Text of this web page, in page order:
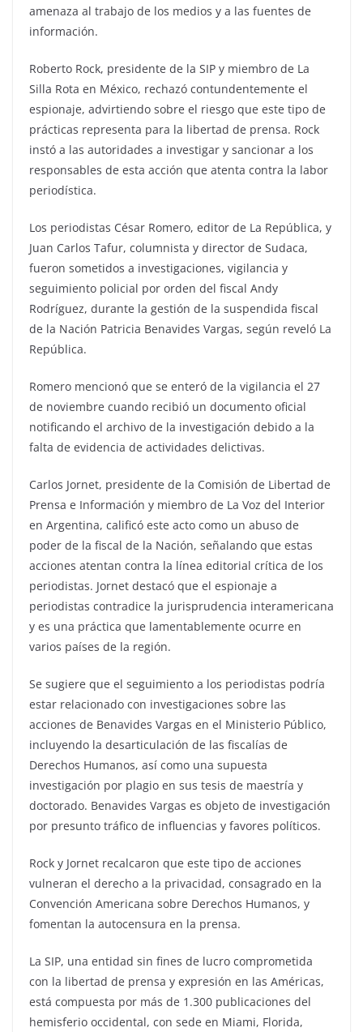
amenaza al trabajo de los medios y a las fuentes de
información.
Roberto Rock, presidente de la SIP y miembro de La
Silla Rota en México, rechazó contundentemente el
espionaje, advirtiendo sobre el riesgo que este tipo de
prácticas representa para la libertad de prensa. Rock
instó a las autoridades a investigar y sancionar a los
responsables de esta acción que atenta contra la labor
periodística.
Los periodistas César Romero, editor de La República, y
Juan Carlos Tafur, columnista y director de Sudaca,
fueron sometidos a investigaciones, vigilancia y
seguimiento policial por orden del fiscal Andy
Rodríguez, durante la gestión de la suspendida fiscal
de la Nación Patricia Benavides Vargas, según reveló La
República.
Romero mencionó que se enteró de la vigilancia el 27
de noviembre cuando recibió un documento oficial
notificando el archivo de la investigación debido a la
falta de evidencia de actividades delictivas.
Carlos Jornet, presidente de la Comisión de Libertad de
Prensa e Información y miembro de La Voz del Interior
en Argentina, calificó este acto como un abuso de
poder de la fiscal de la Nación, señalando que estas
acciones atentan contra la línea editorial crítica de los
periodistas. Jornet destacó que el espionaje a
periodistas contradice la jurisprudencia interamericana
y es una práctica que lamentablemente ocurre en
varios países de la región.
Se sugiere que el seguimiento a los periodistas podría
estar relacionado con investigaciones sobre las
acciones de Benavides Vargas en el Ministerio Público,
incluyendo la desarticulación de las fiscalías de
Derechos Humanos, así como una supuesta
investigación por plagio en sus tesis de maestría y
doctorado. Benavides Vargas es objeto de investigación
por presunto tráfico de influencias y favores políticos.
Rock y Jornet recalcaron que este tipo de acciones
vulneran el derecho a la privacidad, consagrado en la
Convención Americana sobre Derechos Humanos, y
fomentan la autocensura en la prensa.
La SIP, una entidad sin fines de lucro comprometida
con la libertad de prensa y expresión en las Américas,
está compuesta por más de 1.300 publicaciones del
hemisferio occidental, con sede en Miami, Florida,